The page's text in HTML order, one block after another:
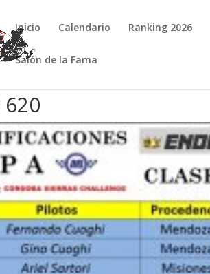
Inicio Calendario Ranking 2026
Salón de la Fama
620